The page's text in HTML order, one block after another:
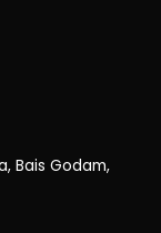
Bais Godam,